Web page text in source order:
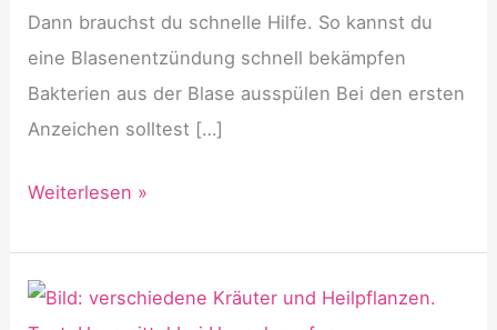
Dann brauchst du schnelle Hilfe. So kannst du
eine Blasenentzündung schnell bekämpfen
Bakterien aus der Blase ausspülen Bei den ersten
Anzeichen solltest […]
Hausmittel
Weiterlesen »